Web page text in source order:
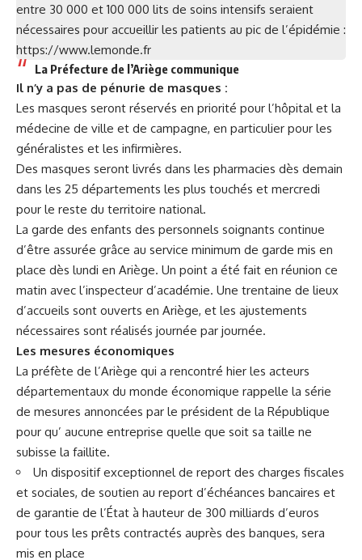
entre 30 000 et 100 000 lits de soins intensifs seraient
nécessaires pour accueillir les patients au pic de l’épidémie :
https://www.lemonde.fr
La Préfecture de l’Ariège communique
Il n’y a pas de pénurie de masques :
Les masques seront réservés en priorité pour l’hôpital et la
médecine de ville et de campagne, en particulier pour les
généralistes et les infirmières.
Des masques seront livrés dans les pharmacies dès demain
dans les 25 départements les plus touchés et mercredi
pour le reste du territoire national.
La garde des enfants des personnels soignants continue
d’être assurée grâce au service minimum de garde mis en
place dès lundi en Ariège. Un point a été fait en réunion ce
matin avec l’inspecteur d’académie. Une trentaine de lieux
d’accueils sont ouverts en Ariège, et les ajustements
nécessaires sont réalisés journée par journée.
Les mesures économiques
La préfète de l’Ariège qui a rencontré hier les acteurs
départementaux du monde économique rappelle la série
de mesures annoncées par le président de la République
pour qu’ aucune entreprise quelle que soit sa taille ne
subisse la faillite.
Un dispositif exceptionnel de report des charges fiscales
et sociales, de soutien au report d’échéances bancaires et
de garantie de l’État à hauteur de 300 milliards d’euros
pour tous les prêts contractés auprès des banques, sera
mis en place